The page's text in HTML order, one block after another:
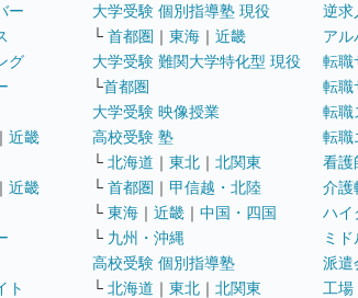
ー
グ
｜ 近畿
｜ 近畿
ト
大学受験 個別指導塾 現役
└ 首都圏 ｜ 東海 ｜ 近畿
大学受験 難関大学特化型 現役
└首都圏
大学受験 映像授業
高校受験 塾
└ 北海道 ｜ 東北 ｜ 北関東
└ 首都圏 ｜ 甲信越・北陸
└ 東海 ｜ 近畿 ｜ 中国・四国
└ 九州・沖縄
高校受験 個別指導塾
└ 北海道 ｜ 東北 ｜ 北関東
逆求
アル
転職
転職
転職
転職
看護
介護
ハイ
ミ
派遣
工場